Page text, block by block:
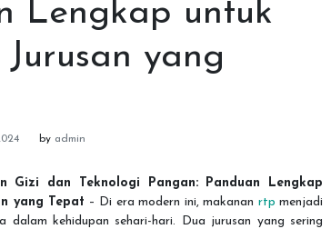
Lengkap untuk
yang
by admin
Gizi dan Teknologi Pangan: Panduan Lengkap
yang Tepat – Di era modern ini, makanan rtp menjadi
dalam kehidupan sehari-hari. Dua jurusan yang sering